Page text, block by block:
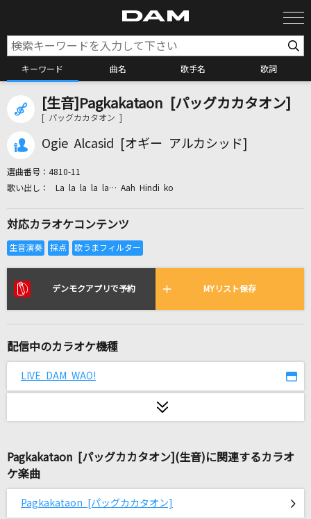
キーワード 曲名 歌手名 歌詞
カラオケ検索
カラオケ店舗検索
全国りれき
リアルタイムで歌われている曲の一覧
ココロオドル
[オリカラ]揺れる想い
キミトソーダ
[生音]Pagkakataon [パッグカカタオン]
[ パッグカカタオン ]
Ogie Alcasid [オギー アルカシッド]
選曲番号： 4810-11
La la la la la… Aah Hindi ko
対応カラオケコンテンツ
デンモクアプリで予約 MYリスト保存
配信中のカラオケ機種
LIVE DAM WAO!
Pagkakataon [パッグカカタオン](生音)に関連するカラオ
ケ楽曲
Pagkakataon [パッグカカタオン]